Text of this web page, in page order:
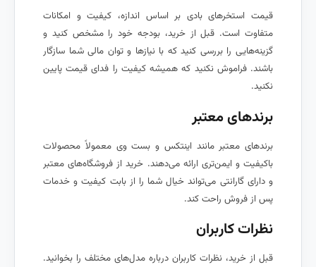
قیمت استخرهای بادی بر اساس اندازه، کیفیت و امکانات
متفاوت است. قبل از خرید، بودجه خود را مشخص کنید و
گزینه‌هایی را بررسی کنید که با نیازها و توان مالی شما سازگار
باشند. فراموش نکنید که همیشه کیفیت را فدای قیمت پایین
نکنید.
برندهای معتبر
برندهای معتبر مانند اینتکس و بست وی معمولاً محصولات
باکیفیت و ایمن‌تری ارائه می‌دهند. خرید از فروشگاه‌های معتبر
و دارای گارانتی می‌تواند خیال شما را از بابت کیفیت و خدمات
پس از فروش راحت کند.
نظرات کاربران
قبل از خرید، نظرات کاربران درباره مدل‌های مختلف را بخوانید.